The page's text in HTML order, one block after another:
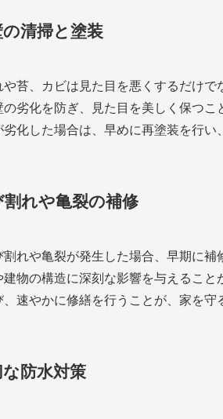
の清掃と塗装
や苔、カビは見た目を悪くするだけ
の劣化を防ぎ、見た目を美しく保つ
劣化した場合は、早めに再塗装を行
割れや亀裂の補修
割れや亀裂が発生した場合、早期に
建物の構造に深刻な影響を与えるこ
、速やかに修繕を行うことが、家を守
な防水対策